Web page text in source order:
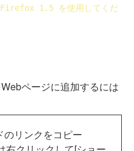
1.5 を使用してくだ
ページに追加するには
リンクをコピー